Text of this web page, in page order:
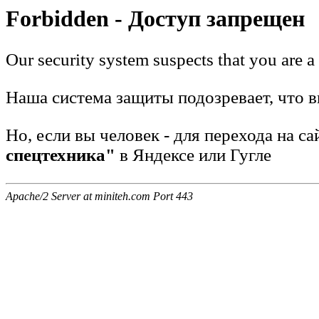
Forbidden - Доступ запрещен
Our security system suspects that you are
Наша система защиты подозревает, что
Но, если вы человек - для перехода на
спецтехника" в Яндексе или Гугле
Apache/2 Server at miniteh.com Port 443